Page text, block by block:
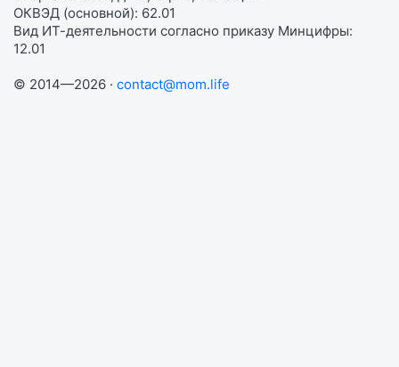
ОКВЭД (основной): 62.01
Вид ИТ-деятельности согласно приказу Минцифры:
12.01
© 2014—2026 · contact@mom.life